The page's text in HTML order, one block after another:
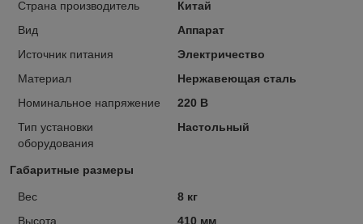
Страна производитель
Китай
Вид
Аппарат
Источник питания
Электричество
Материал
Нержавеющая сталь
Номинальное напряжение
220 В
Тип установки
оборудования
Настольный
Габаритные размеры
Вес
8 кг
Высота
410 мм